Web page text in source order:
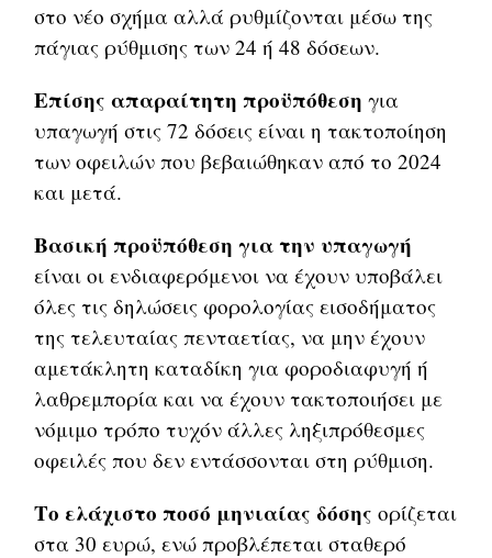
στο νέο σχήμα αλλά ρυθμίζονται μέσω της
πάγιας ρύθμισης των 24 ή 48 δόσεων.
Επίσης απαραίτητη προϋπόθεση για
υπαγωγή στις 72 δόσεις είναι η τακτοποίηση
των οφειλών που βεβαιώθηκαν από το 2024
και μετά.
Βασική προϋπόθεση για την υπαγωγή
είναι οι ενδιαφερόμενοι να έχουν υποβάλει
όλες τις δηλώσεις φορολογίας εισοδήματος
της τελευταίας πενταετίας, να μην έχουν
αμετάκλητη καταδίκη για φοροδιαφυγή ή
λαθρεμπορία και να έχουν τακτοποιήσει με
νόμιμο τρόπο τυχόν άλλες ληξιπρόθεσμες
οφειλές που δεν εντάσσονται στη ρύθμιση.
Το ελάχιστο ποσό μηνιαίας δόσης ορίζεται
στα 30 ευρώ, ενώ προβλέπεται σταθερό